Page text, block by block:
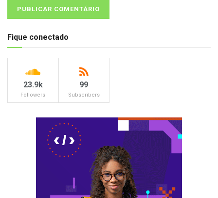
Fique conectado
23.9k
Followers
99
Subscribers